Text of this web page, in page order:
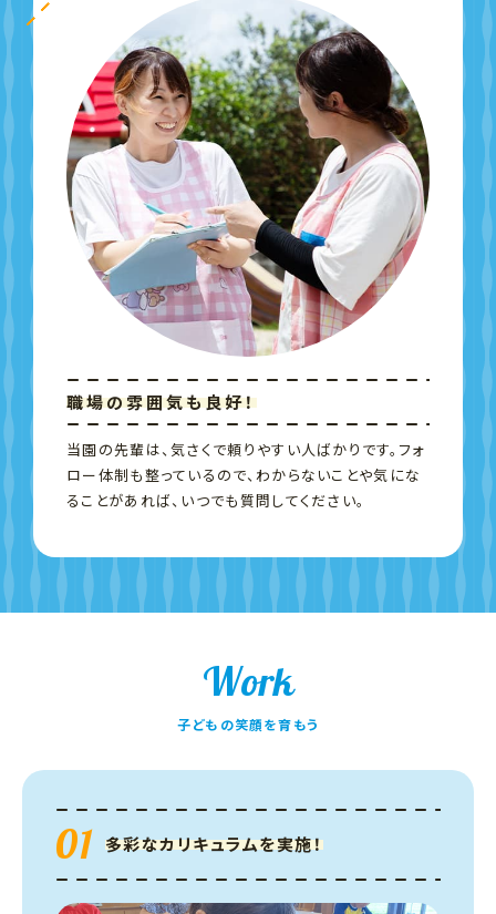
職場の雰囲気も良好！
当園の先輩は、気さくで頼りやすい人ばかりです。フォ
ロー体制も整っているので、わからないことや気にな
ることがあれば、いつでも質問してください。
Work
子どもの笑顔を育もう
01 多彩なカリキュラムを実施！